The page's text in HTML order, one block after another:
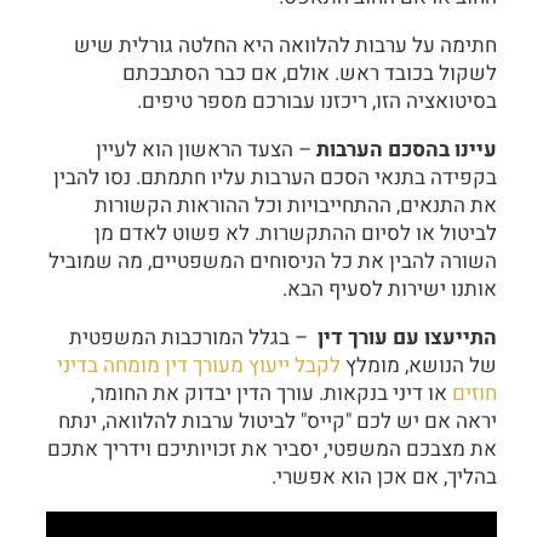
חתימה על ערבות להלוואה היא החלטה גורלית שיש
לשקול בכובד ראש. אולם, אם כבר הסתבכתם
בסיטואציה הזו, ריכזנו עבורכם מספר טיפים.
עיינו בהסכם הערבות – הצעד הראשון הוא לעיין
בקפידה בתנאי הסכם הערבות עליו חתמתם. נסו להבין
את התנאים, ההתחייבויות וכל ההוראות הקשורות
לביטול או לסיום ההתקשרות. לא פשוט לאדם מן
השורה להבין את כל הניסוחים המשפטיים, מה שמוביל
אותנו ישירות לסעיף הבא.
התייעצו עם עורך דין – בגלל המורכבות המשפטית
של הנושא, מומלץ לקבל ייעוץ מעורך דין מומחה בדיני
חוזים או דיני בנקאות. עורך הדין יבדוק את החומר,
יראה אם יש לכם "קייס" לביטול ערבות להלוואה, ינתח
את מצבכם המשפטי, יסביר את זכויותיכם וידריך אתכם
בהליך, אם אכן הוא אפשרי.